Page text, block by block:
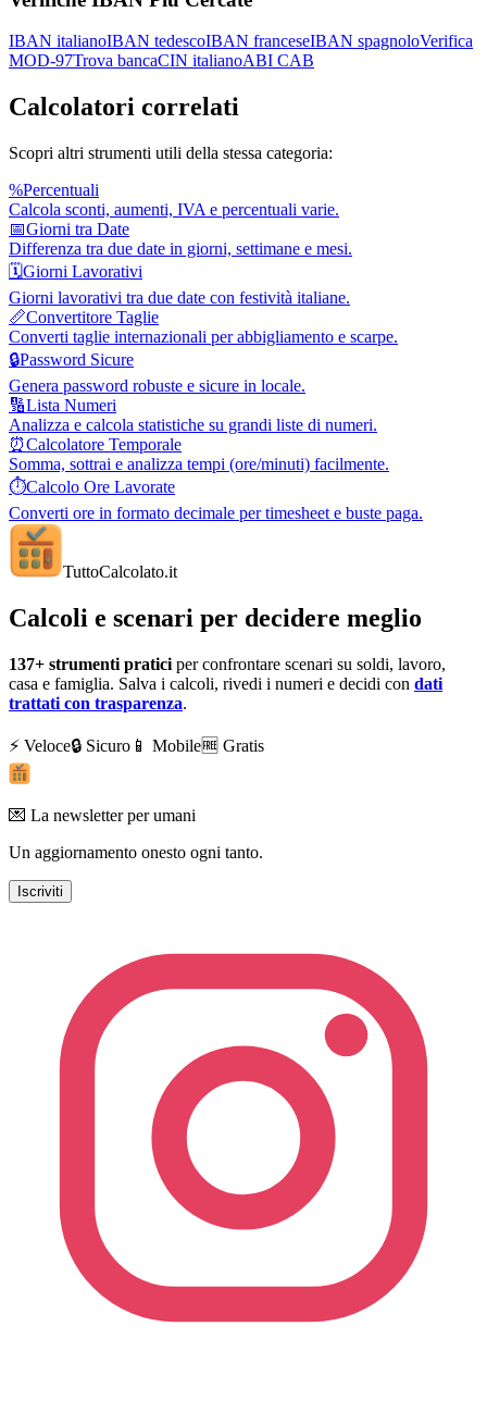
IBAN italianoIBAN tedescoIBAN franceseIBAN spagnoloVerifica
MOD-97Trova bancaCIN italianoABI CAB
Calcolatori correlati
Scopri altri strumenti utili della stessa categoria:
%Percentuali
Calcola sconti, aumenti, IVA e percentuali varie.
📅Giorni tra Date
Differenza tra due date in giorni, settimane e mesi.
🗓️Giorni Lavorativi
Giorni lavorativi tra due date con festività italiane.
📏Convertitore Taglie
Converti taglie internazionali per abbigliamento e scarpe.
🔒Password Sicure
Genera password robuste e sicure in locale.
🔢Lista Numeri
Analizza e calcola statistiche su grandi liste di numeri.
⏰Calcolatore Temporale
Somma, sottrai e analizza tempi (ore/minuti) facilmente.
⏱️Calcolo Ore Lavorate
Converti ore in formato decimale per timesheet e buste paga.
TuttoCalcolato.it
Calcoli e scenari per decidere meglio
137+ strumenti pratici per confrontare scenari su soldi, lavoro,
casa e famiglia. Salva i calcoli, rivedi i numeri e decidi con dati
trattati con trasparenza.
⚡ Veloce🔒 Sicuro 📱 Mobile🆓 Gratis
💌 La newsletter per umani
Un aggiornamento onesto ogni tanto.
Iscriviti